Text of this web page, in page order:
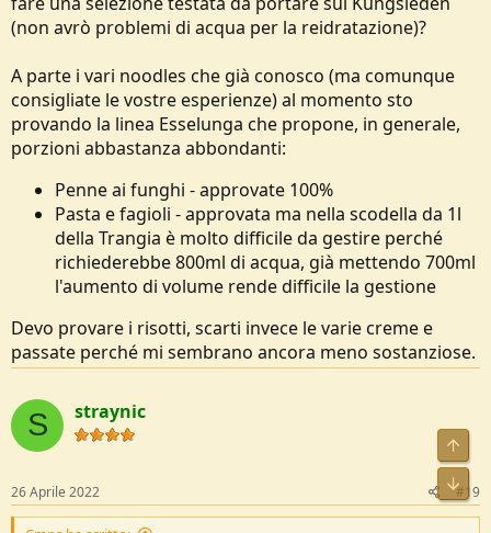
(non avrò problemi di acqua per la reidratazione)?
A parte i vari noodles che già conosco (ma comunque
consigliate le vostre esperienze) al momento sto
provando la linea Esselunga che propone, in generale,
porzioni abbastanza abbondanti:
Penne ai funghi - approvate 100%
Pasta e fagioli - approvata ma nella scodella da 1l
della Trangia è molto difficile da gestire perché
richiederebbe 800ml di acqua, già mettendo 700ml
l'aumento di volume rende difficile la gestione
Devo provare i risotti, scarti invece le varie creme e
passate perché mi sembrano ancora meno sostanziose.
S straynic
26 Aprile 2022 #19
Alto